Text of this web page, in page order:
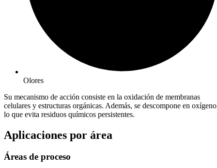
Olores
Su mecanismo de acción consiste en la oxidación de membranas
celulares y estructuras orgánicas. Además, se descompone en
lo que evita residuos químicos persistentes.
Aplicaciones por área
Áreas de proceso